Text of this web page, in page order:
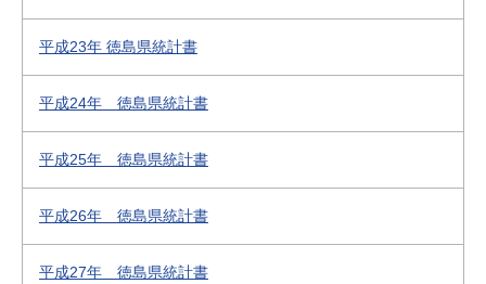
平成23年 徳島県統計書
平成24年 徳島県統計書
平成25年 徳島県統計書
平成26年 徳島県統計書
平成27年 徳島県統計書